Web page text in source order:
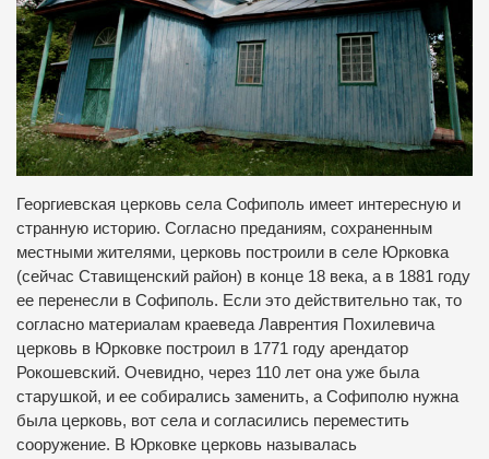
Георгиевская церковь села Софиполь имеет интересную и
странную историю. Согласно преданиям, сохраненным
местными жителями, церковь построили в селе Юрковка
(сейчас Ставищенский район) в конце 18 века, а в 1881 году
ее перенесли в Софиполь. Если это действительно так, то
согласно материалам краеведа Лаврентия Похилевича
церковь в Юрковке построил в 1771 году арендатор
Рокошевский. Очевидно, через 110 лет она уже была
старушкой, и ее собирались заменить, а Софиполю нужна
была церковь, вот села и согласились переместить
сооружение. В Юрковке церковь называлась